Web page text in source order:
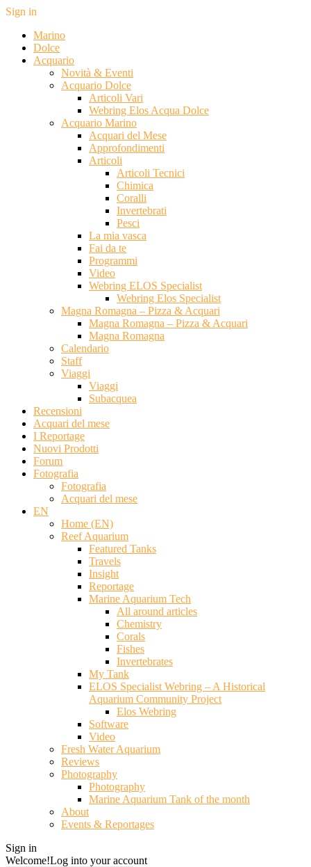
Sign in
Marino
Dolce
Acquario
Novità & Eventi
Acquario Dolce
Articoli Vari
Webring Elos Acqua Dolce
Acquario Marino
Acquari del Mese
Approfondimenti
Articoli
Articoli Tecnici
Chimica
Coralli
Invertebrati
Pesci
La mia vasca
Fai da te
Programmi
Video
Webring ELOS Specialist
Webring Elos Specialist
Magna Romagna – Pizza & Acquari
Magna Romagna – Pizza & Acquari
Magna Romagna
Calendario
Staff
Viaggi
Viaggi
Subacquea
Recensioni
Acquari del mese
I Reportage
Nuovi Prodotti
Forum
Fotografia
Fotografia
Acquari del mese
EN
Home (EN)
Reef Aquarium
Featured Tanks
Travels
Insight
Reportage
Marine Aquarium Tech
All around articles
Chemistry
Corals
Fishes
Invertebrates
My Tank
ELOS Specialist Webring – A Historical
Aquarium Community Project
Elos Webring
Software
Video
Fresh Water Aquarium
Reviews
Photography
Photography
Marine Aquarium Tank of the month
About
Events & Reportages
Sign in
Welcome!Log into your account